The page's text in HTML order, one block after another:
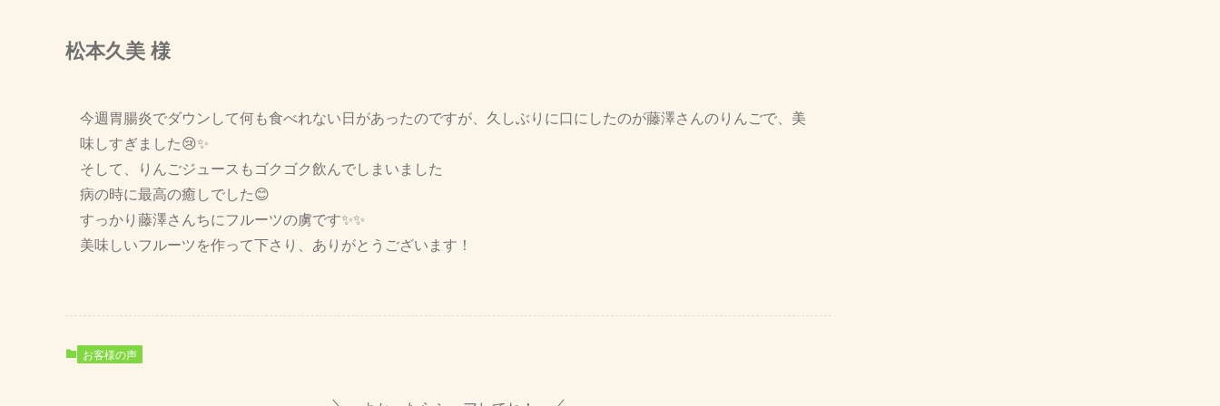
松本久美 様
今週胃腸炎でダウンして何も食べれない日があったのですが、久しぶりに口にしたのが藤澤さんのりんごで、美
味しすぎました😢✨
そして、りんごジュースもゴクゴク飲んでしまいました
病の時に最高の癒しでした😊
すっかり藤澤さんちにフルーツの虜です✨✨
美味しいフルーツを作って下さり、ありがとうございます！
お客様の声